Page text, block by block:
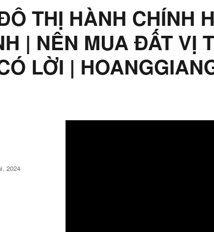
THỊ HÀNH CHÍNH
| NÊN MUA ĐẤT VỊ
LỜI |
2024